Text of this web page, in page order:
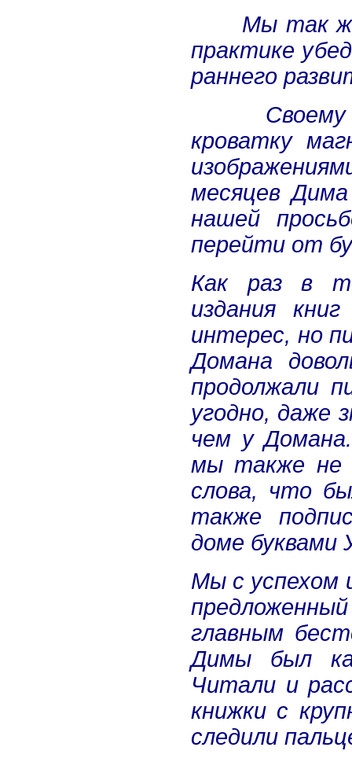
Мы так
практике
раннего
кроватку
месяцев
нашей
перейти от
Как раз в то
издания
интерес, но
Домана
продолжали
угодно, даже
чем у
мы также не
слова, что
также
доме
Мы с успехом
главным
Димы был
Читали и
книжки с
следили